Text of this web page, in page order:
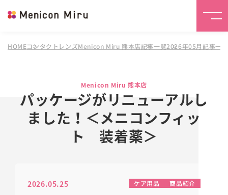
HOMEコンタクトレンズMenicon Miru 熊本店記事一覧2026年05月記事一覧
Menicon Miru 熊本店
パッケージがリニューアルし
ました！＜メニコンフィッ
ト 装着薬＞
2026.05.25 ケア用品 商品紹介